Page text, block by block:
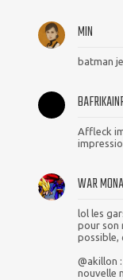
MIN
batman
Affleck
WAR
lol les
pour son
possible,
@akillon
nouvelle